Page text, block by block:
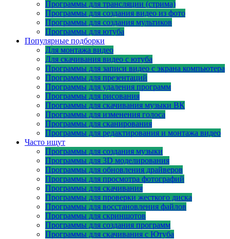
Программы для трансляции (стрима)
Программы для создания видео из фото
Программы для создания мультиков
Программы для ютуба
Популярные подборки
Для монтажа видео
Для скачивания видео с ютуба
Программы для записи видео с экрана компьютера
Программы для презентаций
Программы для удаления программ
Программы для рисования
Программы для скачивания музыки ВК
Программы для изменения голоса
Программы для сканирования
Программы для редактирования и монтажа видео
Часто ищут
Программы для создания музыки
Программы для 3D моделирования
Программы для обновления драйверов
Программы для просмотра фотографий
Программы для скачивания
Программы для проверки жесткого диска
Программы для восстановления файлов
Программы для скриншотов
Программы для создания программ
Программы для скачивания с Ютуба